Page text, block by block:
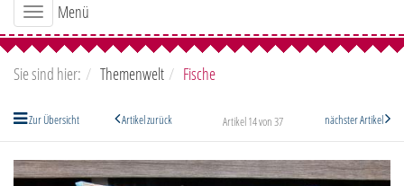
Toggle
navigation
Menü
Sie sind hier: Themenwelt Fische
Zur Übersicht Artikel zurück Artikel 14 von 37 nächster Artikel